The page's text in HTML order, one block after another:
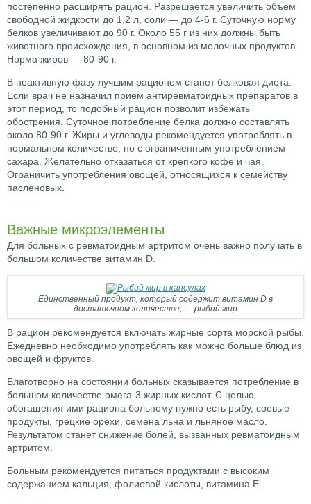
постепенно расширять рацион. Разрешается увеличить объем
свободной жидкости до 1,2 л, соли — до 4-6 г. Суточную норму
белков увеличивают до 90 г. Около 55 г из них должны быть
животного происхождения, в основном из молочных продуктов.
Норма жиров — 80-90 г.
В неактивную фазу лучшим рационом станет белковая диета.
Если врач не назначил прием антиревматоидных препаратов в
этот период, то подобный рацион позволит избежать
обострения. Суточное потребление белка должно составлять
около 80-90 г. Жиры и углеводы рекомендуется употреблять в
нормальном количестве, но с ограниченным употреблением
сахара. Желательно отказаться от крепкого кофе и чая.
Ограничить употребления овощей, относящихся к семейству
пасленовых.
Важные микроэлементы
Для больных с ревматоидным артритом очень важно получать в
большом количестве витамин D.
Единственный продукт, который содержит витамин D в
достаточном количестве, — рыбий жир
В рацион рекомендуется включать жирные сорта морской рыбы.
Ежедневно необходимо употреблять как можно больше блюд из
овощей и фруктов.
Благотворно на состоянии больных сказывается потребление в
большом количестве омега-3 жирных кислот. С целью
обогащения ими рациона больному нужно есть рыбу, соевые
продукты, грецкие орехи, семена льна и льняное масло.
Результатом станет снижение болей, вызванных ревматоидным
артритом.
Больным рекомендуется питаться продуктами с высоким
содержанием кальция, фолиевой кислоты, витамина E.